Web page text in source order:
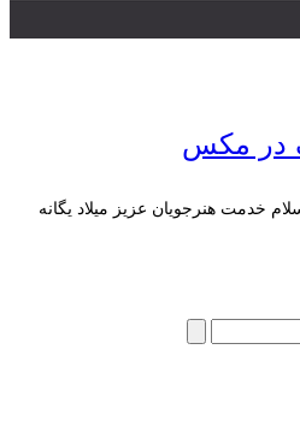
در مکس
خدمت هنرجویان عزیز میلاد یگانه